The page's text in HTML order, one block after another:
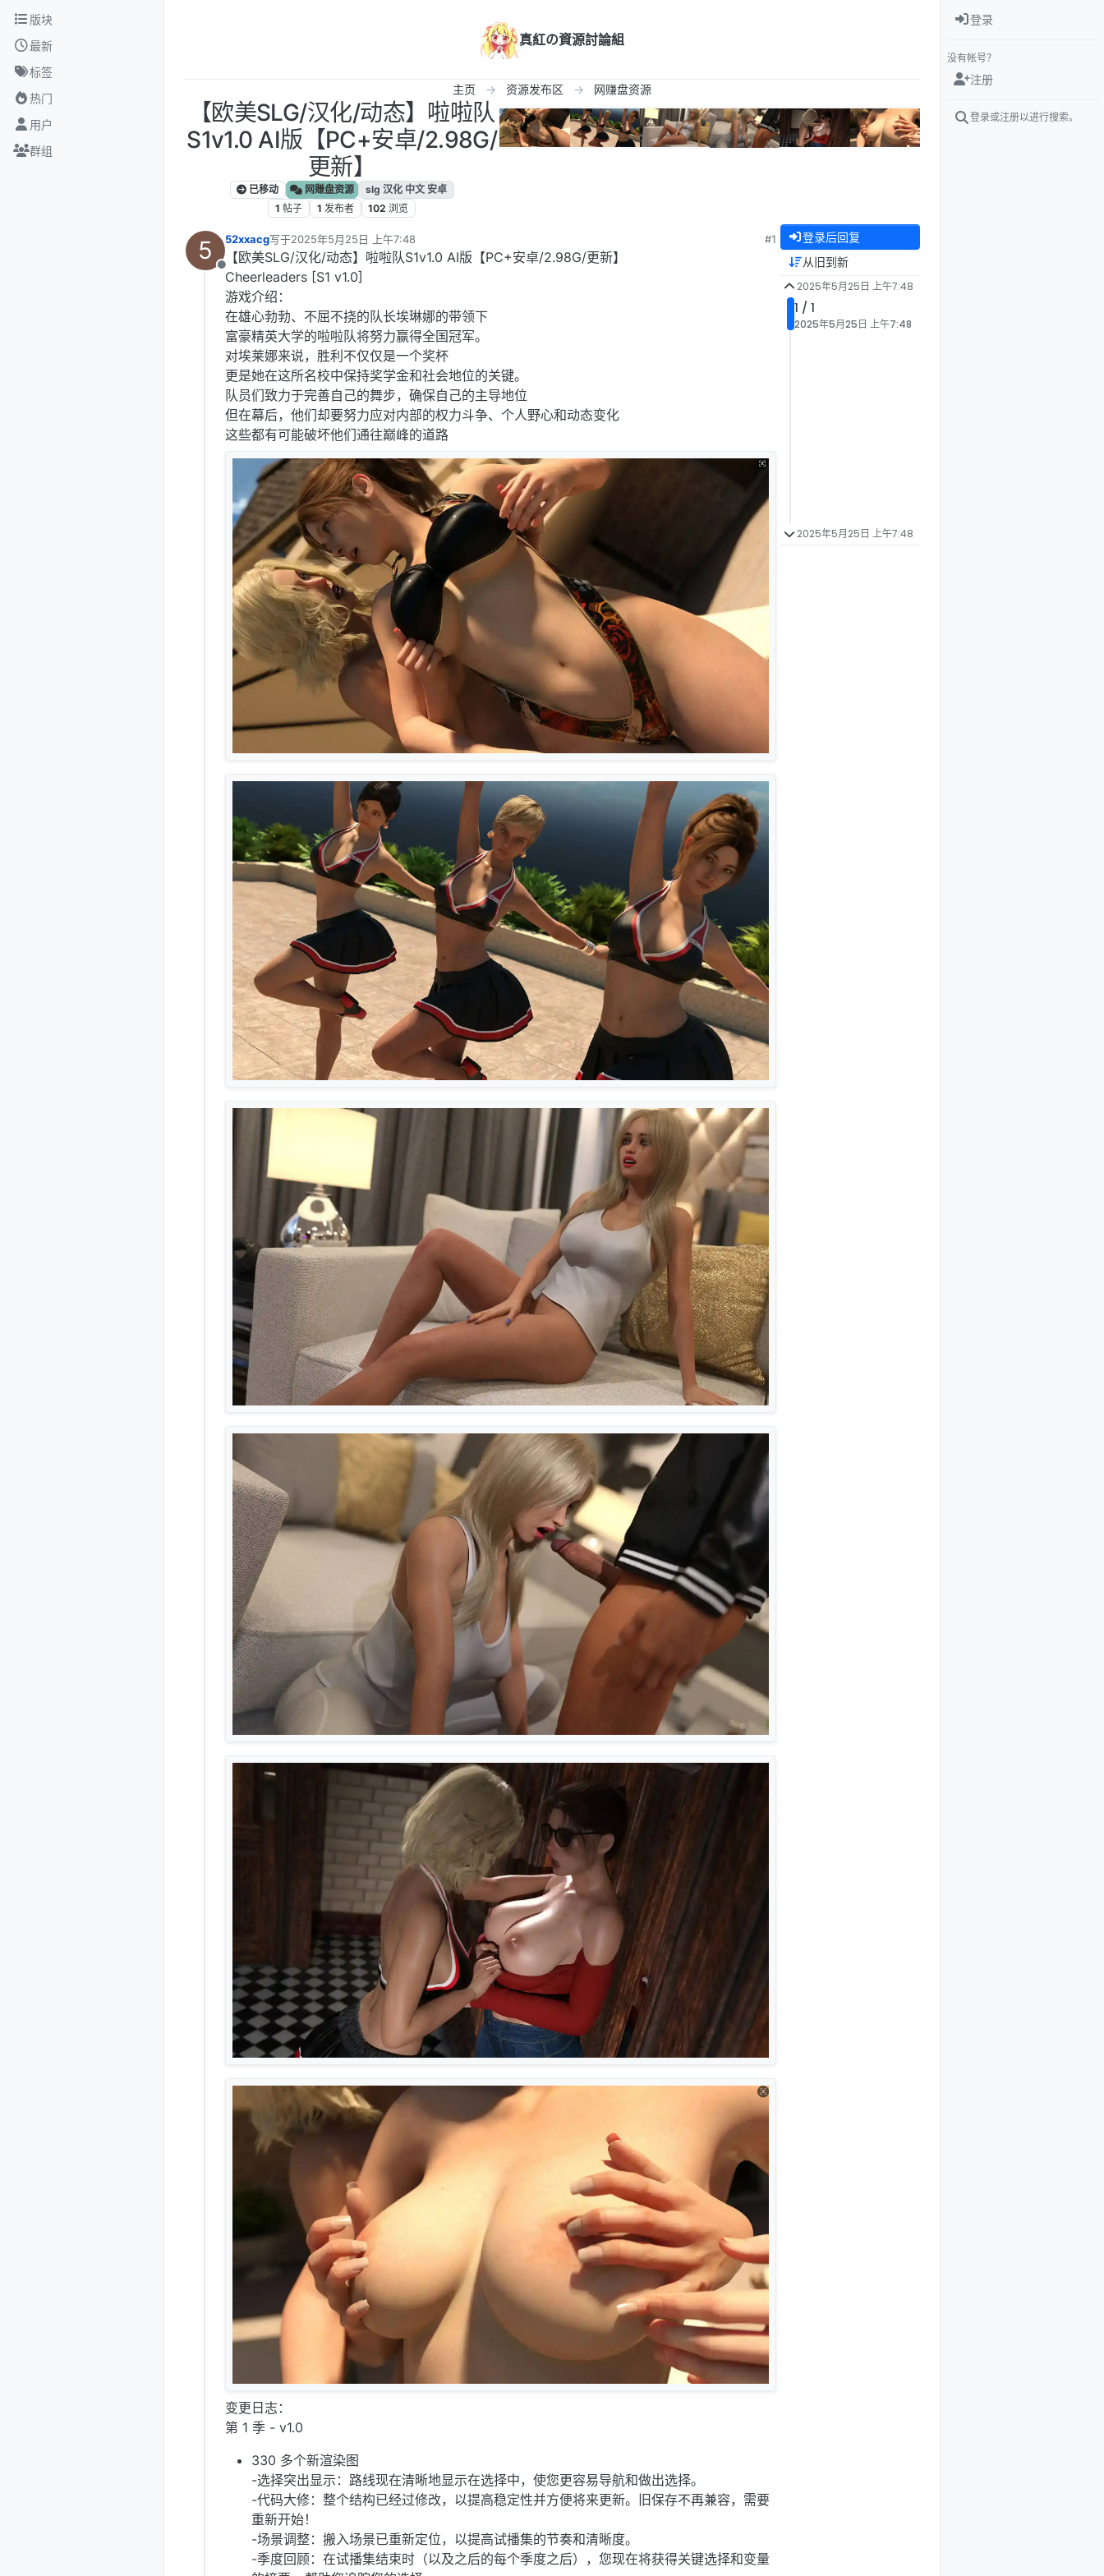
跳转至内容
版块
最新
标签
热门
用户
群组
真紅の資源討論組
主页 资源发布区 网赚盘资源
【欧美SLG/汉化/动态】啦啦队
S1v1.0 AI版【PC+安卓/2.98G/
更新】
已移动 网赚盘资源
slg 汉化 中文 安卓
1 帖子 1 发布者 102 浏览
5
离线
52xxacg写于2025年5月25日 上午7:48
最后由 编辑
#1
【欧美SLG/汉化/动态】啦啦队S1v1.0 AI版【PC+安卓/2.98G/更新】
Cheerleaders [S1 v1.0]
游戏介绍：
在雄心勃勃、不屈不挠的队长埃琳娜的带领下
富豪精英大学的啦啦队将努力赢得全国冠军。
对埃莱娜来说，胜利不仅仅是一个奖杯
更是她在这所名校中保持奖学金和社会地位的关键。
队员们致力于完善自己的舞步，确保自己的主导地位
但在幕后，他们却要努力应对内部的权力斗争、个人野心和动态变化
这些都有可能破坏他们通往巅峰的道路
变更日志：
第 1 季 - v1.0
330 多个新渲染图
-选择突出显示：路线现在清晰地显示在选择中，使您更容易导航和做出选择。
-代码大修：整个结构已经过修改，以提高稳定性并方便将来更新。旧保存不再兼容，需要
重新开始！
-场景调整：搬入场景已重新定位，以提高试播集的节奏和清晰度。
-季度回顾：在试播集结束时（以及之后的每个季度之后），您现在将获得关键选择和变量
登录后回复
从旧到新
2025年5月25日 上午7:48
1 / 1
2025年5月25日 上午7:48
2025年5月25日 上午7:48
登录
没有帐号？
注册
登录或注册以进行搜索。